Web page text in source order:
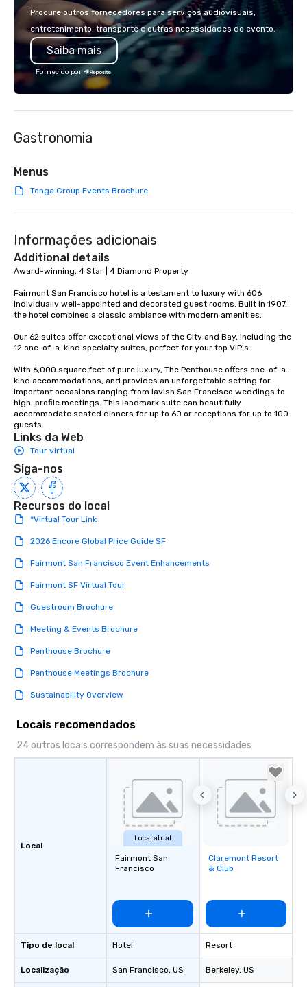
country with a focus on superb hiking,
lodging, food and wine. We also have
a Monterey Bay Trek.
the Pacific Rim,
and welcoming
areas are perfect for
Procure outros fornecedores para serviços audiovisuais,
entretenimento, transporte e outras necessidades do evento.
Saiba mais
Fornecido por
Gastronomia
Menus
Tonga Group Events Brochure
Informações adicionais
Additional details
Award-winning, 4 Star | 4 Diamond Property
Fairmont San Francisco hotel is a testament to luxury with 606
individually well-appointed and decorated guest rooms. Built in 1907,
the hotel combines a classic ambiance with modern amenities.
Our 62 suites offer exceptional views of the City and Bay, including the
12 one-of-a-kind specialty suites, perfect for your top VIP's.
With 6,000 square feet of pure luxury, The Penthouse offers one-of-a-
kind accommodations, and provides an unforgettable setting for
important occasions ranging from lavish San Francisco weddings to
high-profile meetings. This landmark suite can beautifully
accommodate seated dinners for up to 60 or receptions for up to 100
guests.
Links da Web
Tour virtual
Siga-nos
Recursos do local
*Virtual Tour Link
2026 Encore Global Price Guide SF
Fairmont San Francisco Event Enhancements
Fairmont SF Virtual Tour
Guestroom Brochure
Meeting & Events Brochure
Penthouse Brochure
Penthouse Meetings Brochure
Sustainability Overview
Locais recomendados
24 outros locais correspondem às suas necessidades
Local
Tipo de local
Localização
Local atual
Fairmont San
Francisco
Hotel
San Francisco, US
Removed from
favorites
Claremont Resort
& Club
Resort
Berkeley, US